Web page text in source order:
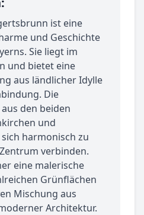
ist eine
und Geschichte
Sie liegt im
und bietet eine
aus ländlicher Idylle
Die
den beiden
und
harmonisch zu
verbinden.
eine malerische
Grünflächen
Mischung aus
Architektur.